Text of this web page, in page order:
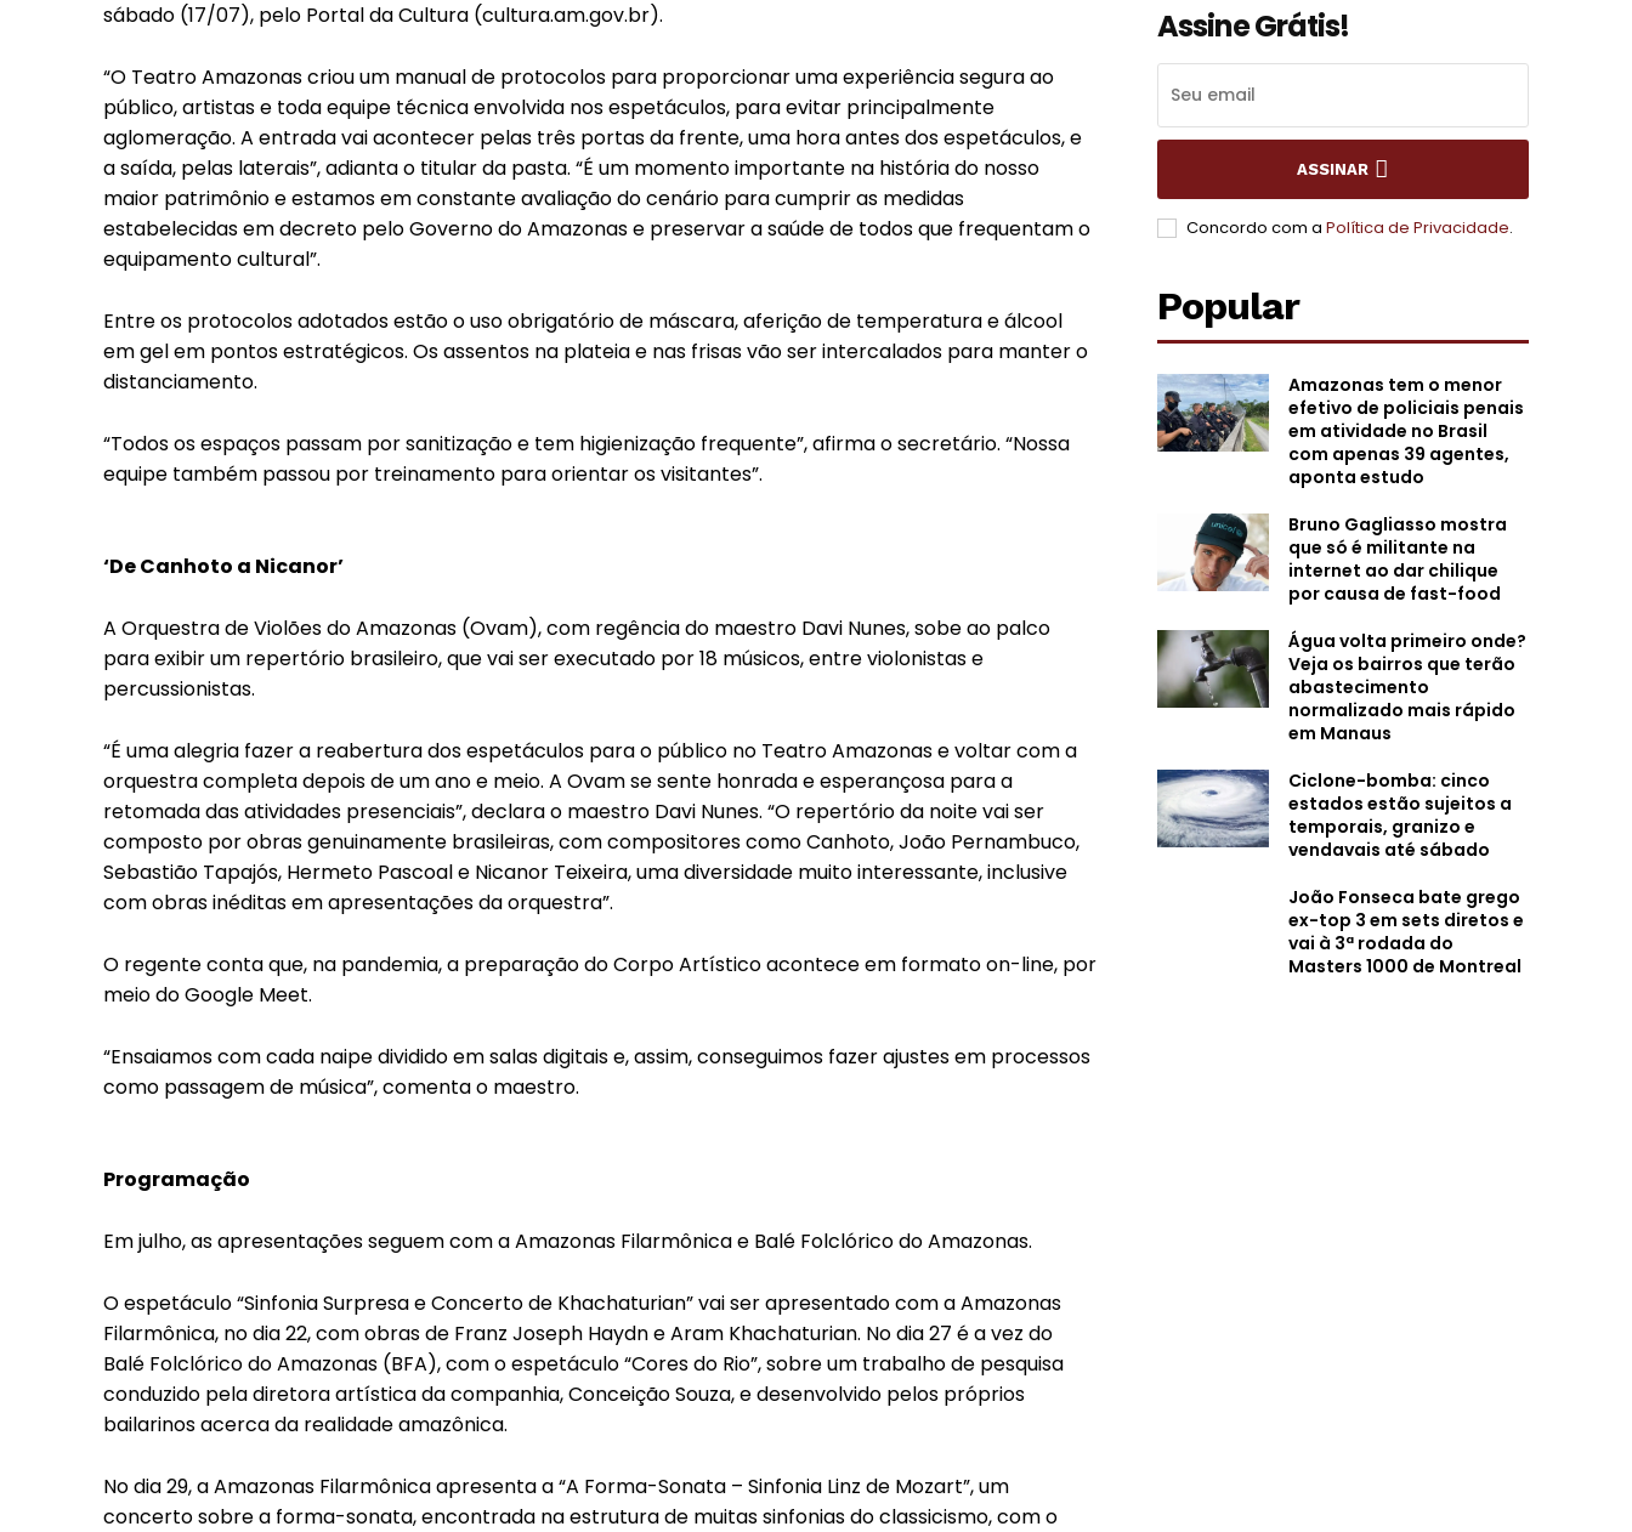
sábado (17/07), pelo Portal da Cultura (cultura.am.gov.br).
“O Teatro Amazonas criou um manual de protocolos para proporcionar uma experiência segura ao
público, artistas e toda equipe técnica envolvida nos espetáculos, para evitar principalmente
aglomeração. A entrada vai acontecer pelas três portas da frente, uma hora antes dos espetáculos, e
a saída, pelas laterais”, adianta o titular da pasta. “É um momento importante na história do nosso
maior patrimônio e estamos em constante avaliação do cenário para cumprir as medidas
estabelecidas em decreto pelo Governo do Amazonas e preservar a saúde de todos que frequentam o
equipamento cultural”.
Entre os protocolos adotados estão o uso obrigatório de máscara, aferição de temperatura e álcool
em gel em pontos estratégicos. Os assentos na plateia e nas frisas vão ser intercalados para manter o
distanciamento.
“Todos os espaços passam por sanitização e tem higienização frequente”, afirma o secretário. “Nossa
equipe também passou por treinamento para orientar os visitantes”.
‘De Canhoto a Nicanor’
A Orquestra de Violões do Amazonas (Ovam), com regência do maestro Davi Nunes, sobe ao palco
para exibir um repertório brasileiro, que vai ser executado por 18 músicos, entre violonistas e
percussionistas.
“É uma alegria fazer a reabertura dos espetáculos para o público no Teatro Amazonas e voltar com a
orquestra completa depois de um ano e meio. A Ovam se sente honrada e esperançosa para a
retomada das atividades presenciais”, declara o maestro Davi Nunes. “O repertório da noite vai ser
composto por obras genuinamente brasileiras, com compositores como Canhoto, João Pernambuco,
Sebastião Tapajós, Hermeto Pascoal e Nicanor Teixeira, uma diversidade muito interessante, inclusive
com obras inéditas em apresentações da orquestra”.
O regente conta que, na pandemia, a preparação do Corpo Artístico acontece em formato on-line, por
meio do Google Meet.
“Ensaiamos com cada naipe dividido em salas digitais e, assim, conseguimos fazer ajustes em processos
como passagem de música”, comenta o maestro.
Programação
Em julho, as apresentações seguem com a Amazonas Filarmônica e Balé Folclórico do Amazonas.
O espetáculo “Sinfonia Surpresa e Concerto de Khachaturian” vai ser apresentado com a Amazonas
Filarmônica, no dia 22, com obras de Franz Joseph Haydn e Aram Khachaturian. No dia 27 é a vez do
Balé Folclórico do Amazonas (BFA), com o espetáculo “Cores do Rio”, sobre um trabalho de pesquisa
conduzido pela diretora artística da companhia, Conceição Souza, e desenvolvido pelos próprios
bailarinos acerca da realidade amazônica.
No dia 29, a Amazonas Filarmônica apresenta a “A Forma-Sonata – Sinfonia Linz de Mozart”, um
concerto sobre a forma-sonata, encontrada na estrutura de muitas sinfonias do classicismo, com o
Assine Grátis!
ASSINAR
Concordo com a Política de Privacidade.
Popular
Amazonas tem o menor
efetivo de policiais penais
em atividade no Brasil
com apenas 39 agentes,
aponta estudo
Bruno Gagliasso mostra
que só é militante na
internet ao dar chilique
por causa de fast-food
Água volta primeiro onde?
Veja os bairros que terão
abastecimento
normalizado mais rápido
em Manaus
Ciclone-bomba: cinco
estados estão sujeitos a
temporais, granizo e
vendavais até sábado
João Fonseca bate grego
ex-top 3 em sets diretos e
vai à 3ª rodada do
Masters 1000 de Montreal